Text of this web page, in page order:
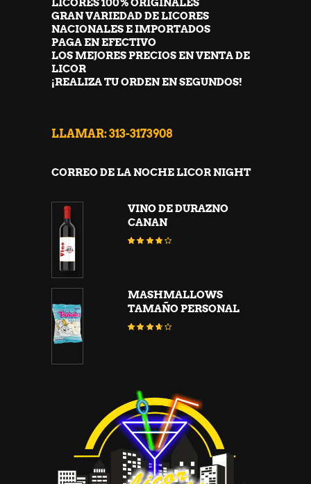
LICORES 100% ORIGINALES
GRAN VARIEDAD DE LICORES
NACIONALES E IMPORTADOS
PAGA EN EFECTIVO
LOS MEJORES PRECIOS EN VENTA DE
LICOR
¡REALIZA TU ORDEN EN SEGUNDOS!
LLAMAR: 313-3173908
CORREO DE LA NOCHE LICOR NIGHT
VINO DE DURAZNO
CANAN
MASHMALLOWS
TAMAÑO PERSONAL